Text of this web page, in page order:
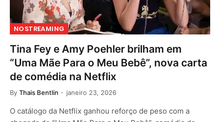
NOSTREAMING
Tina Fey e Amy Poehler brilham em
“Uma Mãe Para o Meu Bebê”, nova carta
de comédia na Netflix
By Thais Bentlin janeiro 23, 2026
O catálogo da Netflix ganhou reforço de peso com a